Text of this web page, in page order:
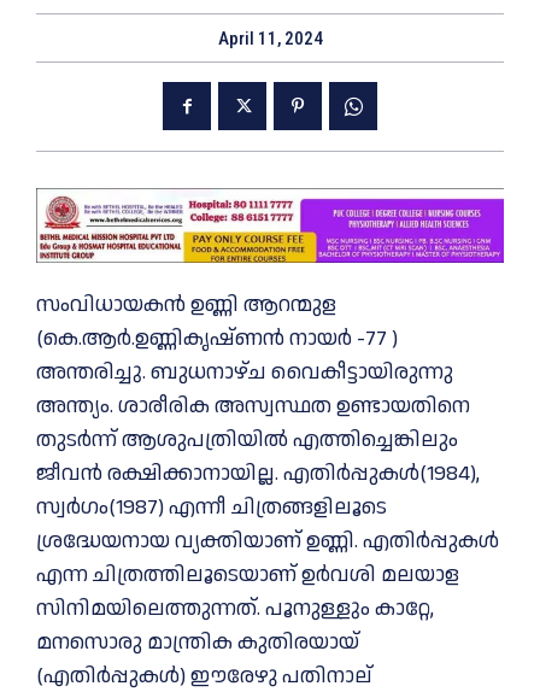
April 11, 2024
സംവിധായകന്‍ ഉണ്ണി ആറന്മുള
(കെ.ആര്‍.ഉണ്ണികൃഷ്ണന്‍ നായർ -77 )
അന്തരിച്ചു. ബുധനാഴ്ച വൈകീട്ടായിരുന്നു
അന്ത്യം. ശാരീരിക അസ്വസ്ഥത ഉണ്ടായതിനെ
തുടർന്ന് ആശുപത്രിയിൽ എത്തിച്ചെങ്കിലും
ജീവൻ രക്ഷിക്കാനായില്ല. എതിർപ്പുകൾ(1984),
സ്വർഗം(1987) എന്നീ ചിത്രങ്ങളിലൂടെ
ശ്രദ്ധേയനായ ‌വ്യക്തിയാണ് ഉണ്ണി. എതിർപ്പുകൾ
എന്ന ചിത്രത്തിലൂടെയാണ് ഉർവശി മലയാള
സിനിമയിലെത്തുന്നത്. പൂനുള്ളും കാറ്റേ,
മനസൊരു മാന്ത്രിക കുതിരയായ്
(എതിർപ്പുകൾ) ഈരേഴു പതിനാല്